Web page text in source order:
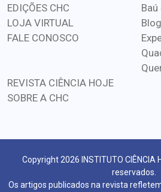
EDIÇÕES CHC
LOJA VIRTUAL
FALE CONOSCO
Baú
REVISTA CIÊNCIA HOJE
SOBRE A CHC
Copyright 2026 INSTITUTO CIÊNCIA
reservados.
Os artigos publicados na revista